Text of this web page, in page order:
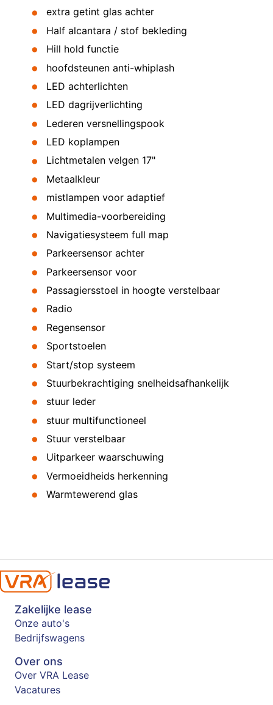
extra getint glas achter
Half alcantara / stof bekleding
Hill hold functie
hoofdsteunen anti-whiplash
LED achterlichten
LED dagrijverlichting
Lederen versnellingspook
LED koplampen
Lichtmetalen velgen 17"
Metaalkleur
mistlampen voor adaptief
Multimedia-voorbereiding
Navigatiesysteem full map
Parkeersensor achter
Parkeersensor voor
Passagiersstoel in hoogte verstelbaar
Radio
Regensensor
Sportstoelen
Start/stop systeem
Stuurbekrachtiging snelheidsafhankelijk
stuur leder
stuur multifunctioneel
Stuur verstelbaar
Uitparkeer waarschuwing
Vermoeidheids herkenning
Warmtewerend glas
Zakelijke lease
Onze auto's
Bedrijfswagens
Over ons
Over VRA Lease
Vacatures